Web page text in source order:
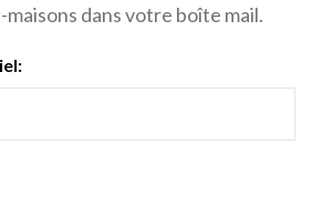
maisons dans votre boîte mail.